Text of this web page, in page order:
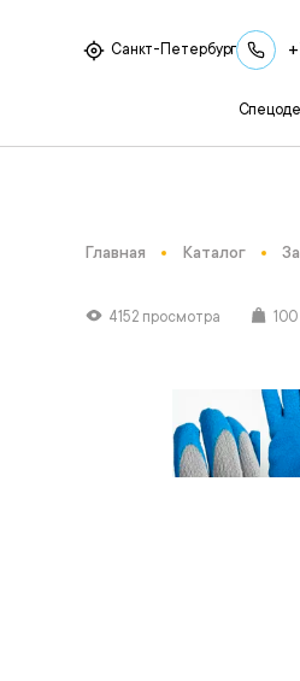
Санкт-Петербург
Главная Каталог
4152 просмотра